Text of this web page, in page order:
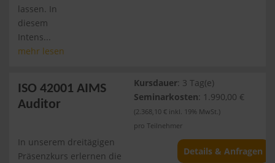
lassen. In
diesem
Intens...
mehr lesen
ISO 42001 AIMS
Auditor
In unserem dreitägigen
Präsenzkurs erlernen die
Kursdauer: 3 Tag(e)
Seminarkosten: 1.990,00 €
(2.368,10 € inkl. 19% MwSt.)
pro Teilnehmer
Details & Anfragen